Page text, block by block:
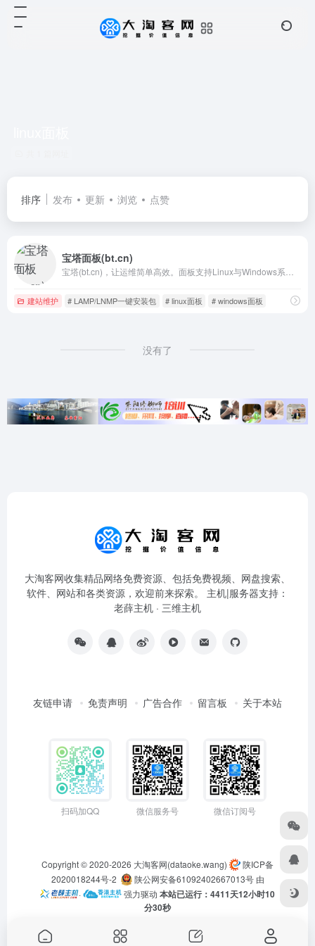
排序 发布 更新 浏览 点赞
宝塔面板(bt.cn)
建站维护 # LAMP/LNMP一键安装包 # linux面板 # windows面板
没有了
大淘客网收集精品网络免费资源、包括免费视频、网盘搜索、
软件、网站和各类资源，欢迎前来探索。 主机|服务器支持：
老薛主机 · 三维主机
友链申请 免责声明 广告合作 留言板 关于本站
扫码加QQ 微信服务号 微信订阅号
Copyright © 2020-2026 大淘客网(dataoke.wang)
陕ICP备
2020018244号-2
陕公网安备61092402667013号由
·
强力驱动 本站已运行：4411天12小时10
分30秒